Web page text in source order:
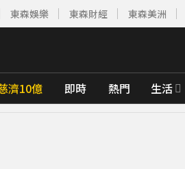
東森娛樂 東森財經 東森美洲
濟10億 即時 熱門 生活